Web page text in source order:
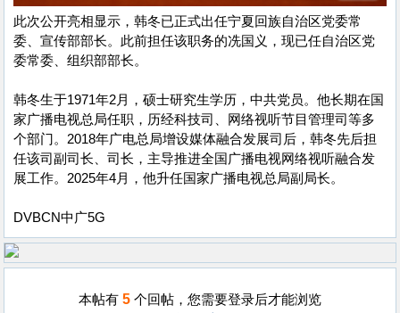
此次公开亮相显示，韩冬已正式出任宁夏回族自治区党委常
委、宣传部部长。此前担任该职务的冼国义，现已任自治区党
委常委、组织部部长。
韩冬生于1971年2月，硕士研究生学历，中共党员。他长期在国
家广播电视总局任职，历经科技司、网络视听节目管理司等多
个部门。2018年广电总局增设媒体融合发展司后，韩冬先后担
任该司副司长、司长，主导推进全国广播电视网络视听融合发
展工作。2025年4月，他升任国家广播电视总局副局长。
DVBCN中广5G
本帖有 5 个回帖，您需要登录后才能浏览